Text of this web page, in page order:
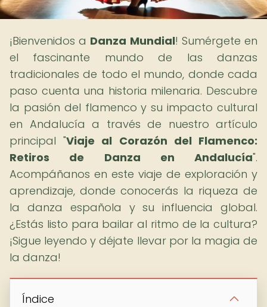
¡Bienvenidos a Danza Mundial! Sumérgete en
el fascinante mundo de las danzas
tradicionales de todo el mundo, donde cada
paso cuenta una historia milenaria. Descubre
la pasión del flamenco y su impacto cultural
en Andalucía a través de nuestro artículo
principal "Viaje al Corazón del Flamenco:
Retiros de Danza en Andalucía".
Acompáñanos en este viaje de exploración y
aprendizaje, donde conocerás la riqueza de
la danza española y su influencia global.
¿Estás listo para bailar al ritmo de la cultura?
¡Sigue leyendo y déjate llevar por la magia de
la danza!
Índice